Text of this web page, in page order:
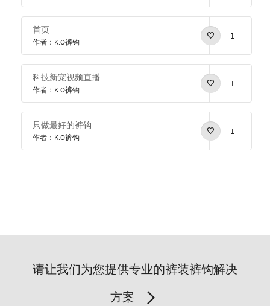
首页
作者：K.O裤钩
1
科技新宠视频直播
作者：K.O裤钩
1
只做最好的裤钩
作者：K.O裤钩
1
请让我们为您提供专业的裤装裤钩解决
方案